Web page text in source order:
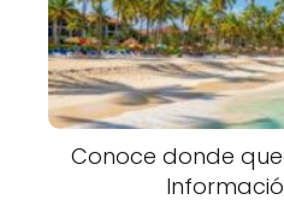
Conoce donde